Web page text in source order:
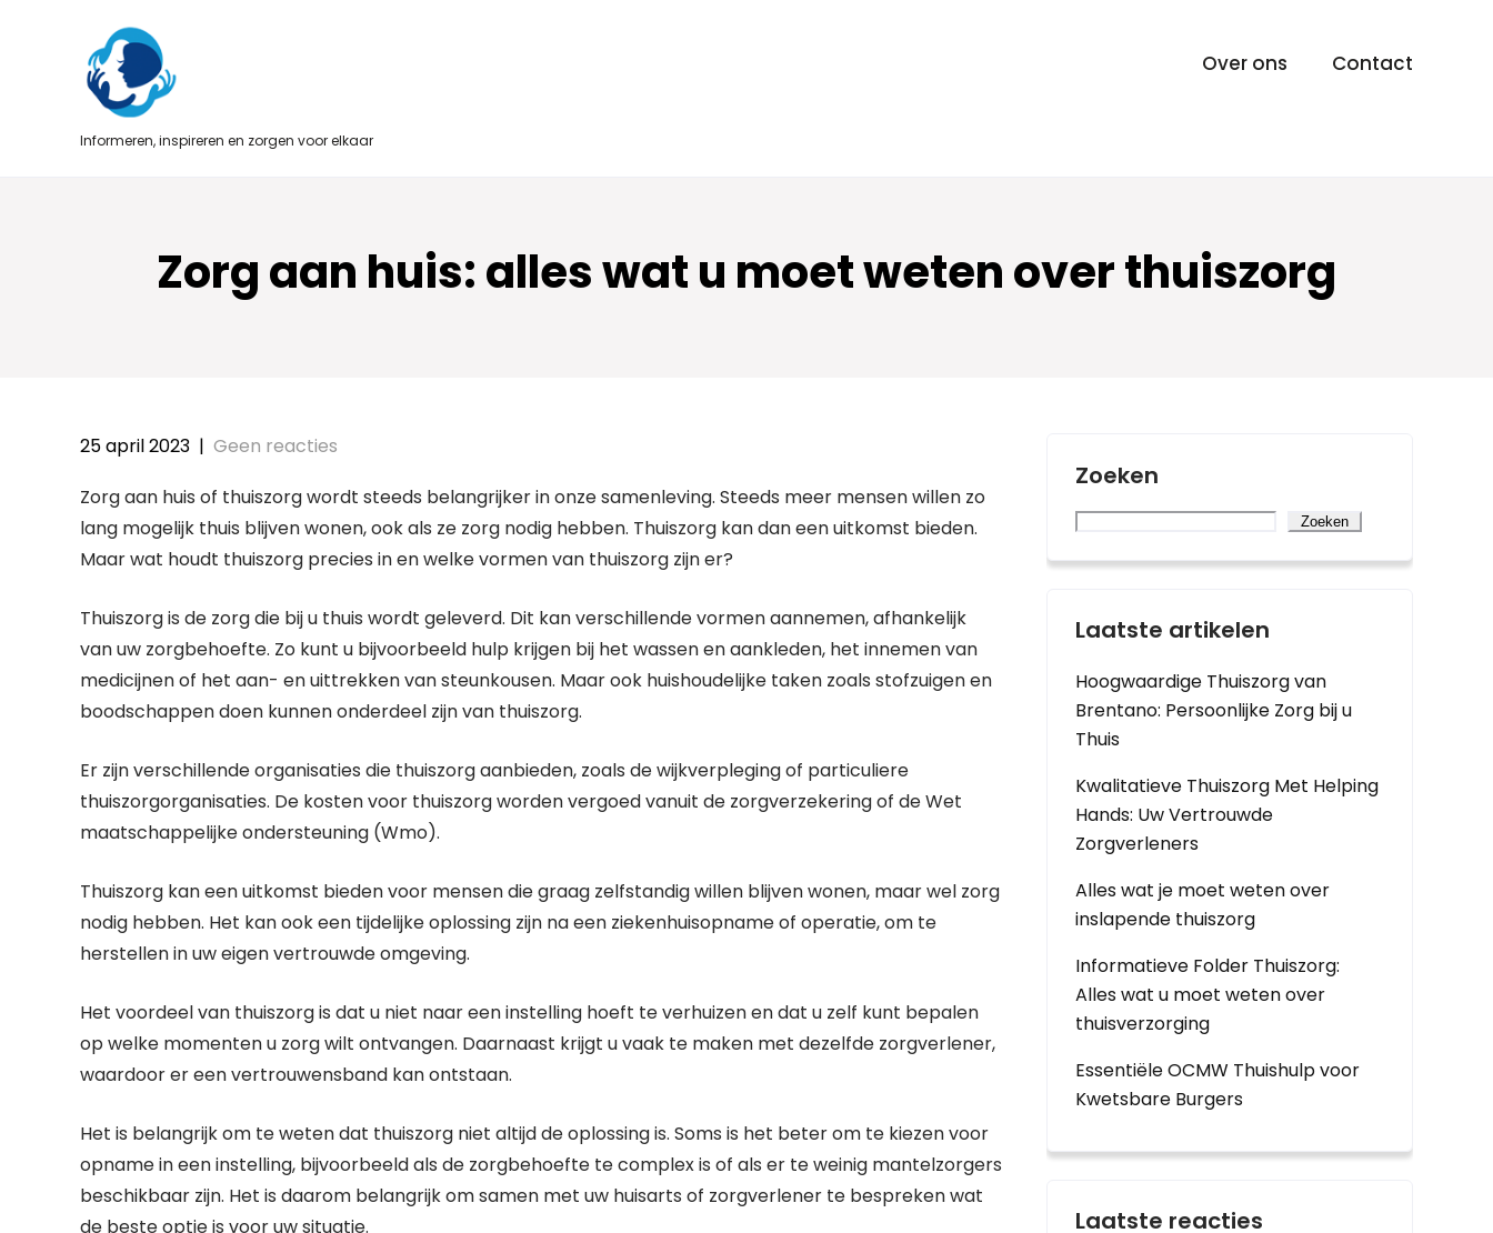
Informeren, inspireren en zorgen voor elkaar
Over ons Contact
Zorg aan huis: alles wat u moet weten over thuiszorg
25 april 2023 | Geen reacties
Zorg aan huis of thuiszorg wordt steeds belangrijker in onze samenleving. Steeds meer mensen willen zo
lang mogelijk thuis blijven wonen, ook als ze zorg nodig hebben. Thuiszorg kan dan een uitkomst bieden.
Maar wat houdt thuiszorg precies in en welke vormen van thuiszorg zijn er?
Thuiszorg is de zorg die bij u thuis wordt geleverd. Dit kan verschillende vormen aannemen, afhankelijk
van uw zorgbehoefte. Zo kunt u bijvoorbeeld hulp krijgen bij het wassen en aankleden, het innemen van
medicijnen of het aan- en uittrekken van steunkousen. Maar ook huishoudelijke taken zoals stofzuigen en
boodschappen doen kunnen onderdeel zijn van thuiszorg.
Er zijn verschillende organisaties die thuiszorg aanbieden, zoals de wijkverpleging of particuliere
thuiszorgorganisaties. De kosten voor thuiszorg worden vergoed vanuit de zorgverzekering of de Wet
maatschappelijke ondersteuning (Wmo).
Thuiszorg kan een uitkomst bieden voor mensen die graag zelfstandig willen blijven wonen, maar wel zorg
nodig hebben. Het kan ook een tijdelijke oplossing zijn na een ziekenhuisopname of operatie, om te
herstellen in uw eigen vertrouwde omgeving.
Het voordeel van thuiszorg is dat u niet naar een instelling hoeft te verhuizen en dat u zelf kunt bepalen
op welke momenten u zorg wilt ontvangen. Daarnaast krijgt u vaak te maken met dezelfde zorgverlener,
waardoor er een vertrouwensband kan ontstaan.
Het is belangrijk om te weten dat thuiszorg niet altijd de oplossing is. Soms is het beter om te kiezen voor
opname in een instelling, bijvoorbeeld als de zorgbehoefte te complex is of als er te weinig mantelzorgers
beschikbaar zijn. Het is daarom belangrijk om samen met uw huisarts of zorgverlener te bespreken wat
de beste optie is voor uw situatie.
Zoeken
Zoeken
Laatste artikelen
Hoogwaardige Thuiszorg van
Brentano: Persoonlijke Zorg bij u
Thuis
Kwalitatieve Thuiszorg Met Helping
Hands: Uw Vertrouwde
Zorgverleners
Alles wat je moet weten over
inslapende thuiszorg
Informatieve Folder Thuiszorg:
Alles wat u moet weten over
thuisverzorging
Essentiële OCMW Thuishulp voor
Kwetsbare Burgers
Laatste reacties